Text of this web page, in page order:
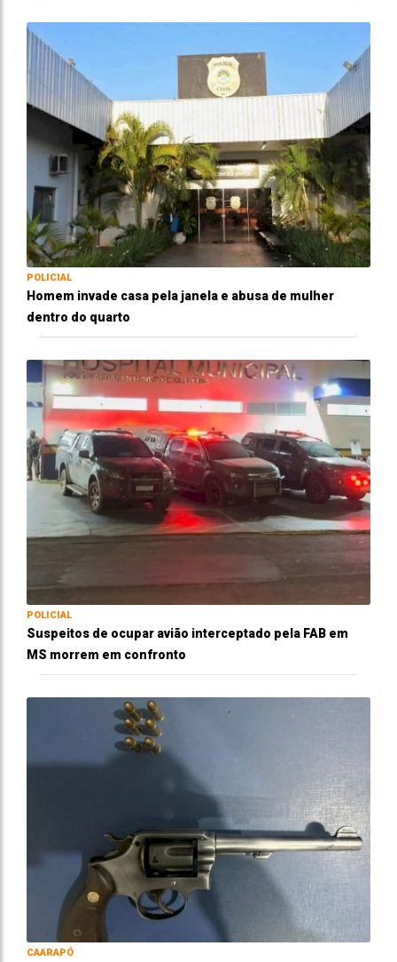
POLICIAL
Homem invade casa pela janela e abusa de mulher
dentro do quarto
POLICIAL
Suspeitos de ocupar avião interceptado pela FAB em
MS morrem em confronto
CAARAPÓ